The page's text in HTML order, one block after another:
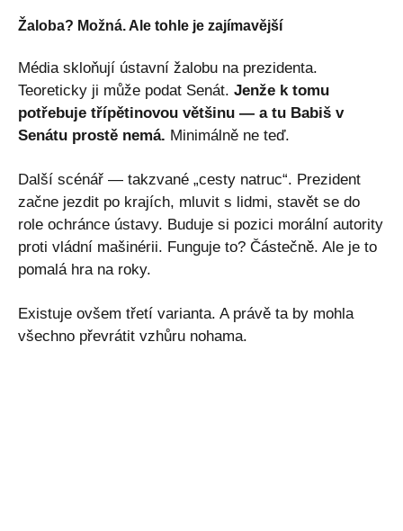
Žaloba? Možná. Ale tohle je zajímavější
Média skloňují ústavní žalobu na prezidenta.
Teoreticky ji může podat Senát. Jenže k tomu
potřebuje třípětinovou většinu — a tu Babiš v
Senátu prostě nemá. Minimálně ne teď.
Další scénář — takzvané „cesty natruc“. Prezident
začne jezdit po krajích, mluvit s lidmi, stavět se do
role ochránce ústavy. Buduje si pozici morální autority
proti vládní mašinérii. Funguje to? Částečně. Ale je to
pomalá hra na roky.
Existuje ovšem třetí varianta. A právě ta by mohla
všechno převrátit vzhůru nohama.